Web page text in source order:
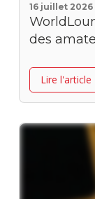
16 juillet 2026
des
Lire l'article